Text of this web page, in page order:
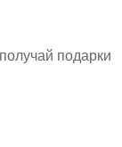
подарки